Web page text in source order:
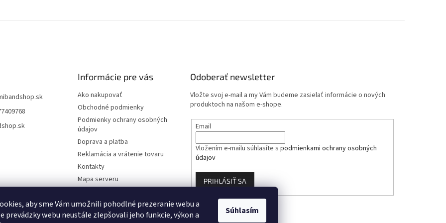
aby sme Vám umožnili pohodlné prezeranie webu a
prevádzky webu neustále zlepšovali jeho funkcie, výkon a
Súhlasím
Informácie pre vás
Ako nakupovať
Obchodné podmienky
Podmienky ochrany osobných
údajov
Doprava a platba
Reklamácia a vrátenie tovaru
Kontakty
Mapa serveru
Moja objednávka
Odoberať newsletter
Vložte svoj e-mail a my Vám budeme zasielať informácie o nových
produktoch na našom e-shope.
Email
Vložením e-mailu súhlasíte spodmienkami ochrany osobných
údajov
PRIHLÁSIŤ SA